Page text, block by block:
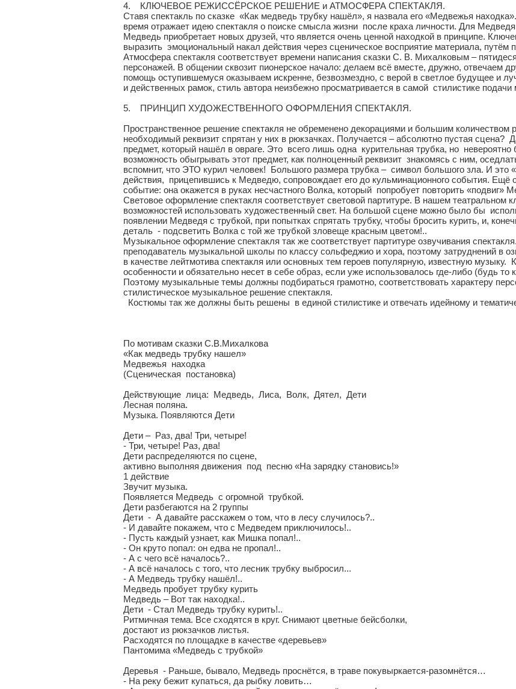
4. КЛЮЧЕВОЕ РЕЖИССЁРСКОЕ РЕШЕНИЕ и АТМОСФЕРА СПЕКТАКЛЯ.
Ставя спектакль по сказке «Как медведь трубку нашёл», я назвала его «Медвежья
время отражает идею спектакля о поиске смысла жизни после краха личности. Для
Медведь приобретает новых друзей, что является очень ценной находкой в принципе.
выразить эмоциональный накал действия через сценическое восприятие материала, путём
Атмосфера спектакля соответствует времени написания сказки С. В. Михалковым –
персонажей. В общении сквозит пионерское начало: делаем всё вместе, дружно, отвечаем
помощь оступившемуся оказываем искренне, безвозмездно, с верой в светлое будущее и
и действенных рамок, стиль автора неизбежно просматривается в самой стилистике подачи
5. ПРИНЦИП ХУДОЖЕСТВЕННОГО ОФОРМЛЕНИЯ СПЕКТАКЛЯ.
Пространственное решение спектакля не обременено декорациями и большим количеством
необходимый реквизит спрятан у них в рюкзачках. Получается – абсолютно пустая
предмет, который нашёл в овраге. Это всего лишь одна курительная трубка, но
возможность обыгрывать этот предмет, как полноценный реквизит знакомясь с ним,
вспомнит, что ЭТО курил человек! Большого размера трубка – символ большого зла. И это
действия, прицепившись к Медведю, сопровождает его до кульминационного события. Ещё
событие: она окажется в руках несчастного Волка, который попробует повторить «подвиг»
Световое оформление спектакля соответствует световой партитуре. В нашем театральном
возможностей использовать художественный свет. На большой сцене можно было бы
появлении Медведя с трубкой, при попытках спрятать трубку, чтобы бросить курить, и,
деталь - подсветить Волка с той же трубкой зловеще красным цветом!..
Музыкальное оформление спектакля так же соответствует партитуре озвучивания
преподаватель музыкальной школы по классу сольфеджио и хора, поэтому затруднений в
в качестве лейтмотива спектакля или основных тем героев популярную, известную
особенности и обязательно несет в себе образ, если уже использовалось где-либо (будь
Поэтому музыкальные темы должны подбираться грамотно, соответствовать характеру
стилистическое музыкальное решение спектакля.
Костюмы так же должны быть решены в единой стилистике и отвечать идейному и
По мотивам сказки С.В.Михалкова
«Как медведь трубку нашел»
Медвежья находка
(Сценическая постановка)
Действующие лица: Медведь, Лиса, Волк, Дятел, Дети
Лесная поляна.
Музыка. Появляются Дети
Дети – Раз, два! Три, четыре!
- Три, четыре! Раз, два!
Дети распределяются по сцене,
активно выполняя движения под песню «На зарядку становись!»
1 действие
Звучит музыка.
Появляется Медведь с огромной трубкой.
Дети разбегаются на 2 группы
Дети - А давайте расскажем о том, что в лесу случилось?..
- И давайте покажем, что с Медведем приключилось!..
- Пусть каждый узнает, как Мишка попал!..
- Он круто попал: он едва не пропал!..
- А с чего всё началось?..
- А всё началось с того, что лесник трубку выбросил...
- А Медведь трубку нашёл!..
Медведь пробует трубку курить
Медведь – Вот так находка!..
Дети - Стал Медведь трубку курить!..
Ритмичная тема. Все сходятся в круг. Снимают цветные бейсболки,
достают из рюкзачков листья.
Расходятся по площадке в качестве «деревьев»
Пантомима «Медведь с трубкой»
Деревья - Раньше, бывало, Медведь проснётся, в траве покувыркается-разомнётся…
- На реку бежит купаться, да рыбку ловить…